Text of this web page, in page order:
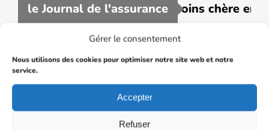
Gérer le consentement
Nous utilisons des cookies pour optimiser notre site web et notre
service.
Accepter
Refuser
le Journal de l'assurance
une assurance VTC moins chère en
Devis assurance
Devis assurance auto
Devis assurance auto temporaire
Devis assurance moto